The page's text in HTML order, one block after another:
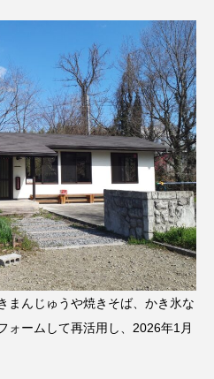
まんじゅうや焼きそば、かき氷な
ォームして再活用し、2026年1月